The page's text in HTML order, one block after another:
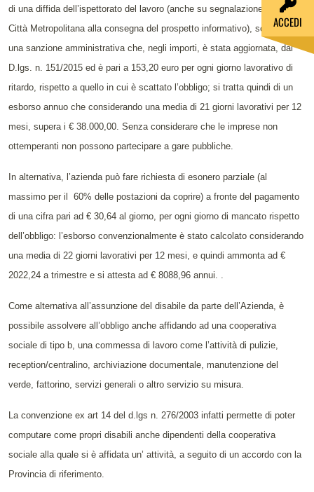
di una diffida dell’ispettorato del lavoro (anche su segnalazione della
Città Metropolitana alla consegna del prospetto informativo), scatta
una sanzione amministrativa che, negli importi, è stata aggiornata, dal
D.lgs. n. 151/2015 ed è pari a 153,20 euro per ogni giorno lavorativo di
ritardo, rispetto a quello in cui è scattato l’obbligo; si tratta quindi di un
esborso annuo che considerando una media di 21 giorni lavorativi per 12
mesi, supera i € 38.000,00. Senza considerare che le imprese non
ottemperanti non possono partecipare a gare pubbliche.
In alternativa, l’azienda può fare richiesta di esonero parziale (al
massimo per il 60% delle postazioni da coprire) a fronte del pagamento
di una cifra pari ad € 30,64 al giorno, per ogni giorno di mancato rispetto
dell’obbligo: l’esborso convenzionalmente è stato calcolato considerando
una media di 22 giorni lavorativi per 12 mesi, e quindi ammonta ad €
2022,24 a trimestre e si attesta ad € 8088,96 annui. .
Come alternativa all’assunzione del disabile da parte dell’Azienda, è
possibile assolvere all’obbligo anche affidando ad una cooperativa
sociale di tipo b, una commessa di lavoro come l’attività di pulizie,
reception/centralino, archiviazione documentale, manutenzione del
verde, fattorino, servizi generali o altro servizio su misura.
La convenzione ex art 14 del d.lgs n. 276/2003 infatti permette di poter
computare come propri disabili anche dipendenti della cooperativa
sociale alla quale si è affidata un’ attività, a seguito di un accordo con la
Provincia di riferimento.
ACCEDI